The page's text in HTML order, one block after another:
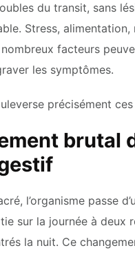
du transit, sans
Stress, alimentation,
facteurs
les symptômes.
précisément
brutal
l’organisme passe
sur la journée à deux
la nuit. Ce